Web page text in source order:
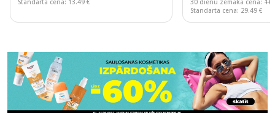
Standarta cena: 13.49 € 30 dienu zemākā cena:
Standarta cena: 29.49 €